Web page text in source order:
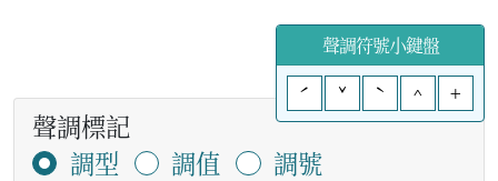
聲調符號小鍵盤
ˊ
ˇ ˋ ^ +
聲調標記
調型
調值
調號